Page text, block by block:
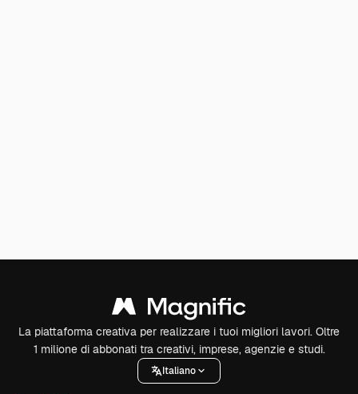
La piattaforma creativa per realizzare i tuoi migliori lavori. Oltre
1 milione di abbonati tra creativi, imprese, agenzie e studi.
Italiano